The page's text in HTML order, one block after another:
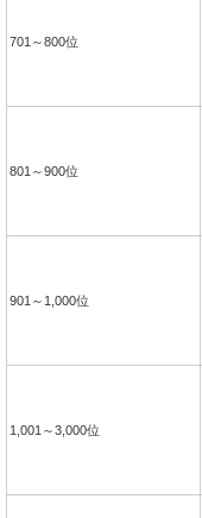
701～800位
801～900位
901～1,000位
1,001～3,000位